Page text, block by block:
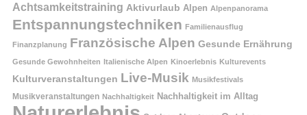
Achtsamkeitstraining Aktivurlaub Alpen Alpenpanorama
Entspannungstechniken Familienausflug
Finanzplanung Französische Alpen Gesunde Ernährung
Gesunde Gewohnheiten Italienische Alpen Kinoerlebnis Kulturevents
Kulturveranstaltungen Live-Musik Musikfestivals
Musikveranstaltungen Nachhaltigkeit Nachhaltigkeit im Alltag